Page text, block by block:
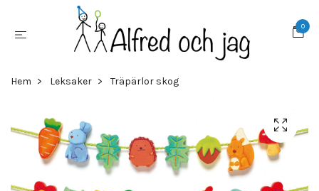
0
Hem Leksaker Träpärlor skog